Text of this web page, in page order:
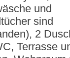
und
sind
2
Terrasse